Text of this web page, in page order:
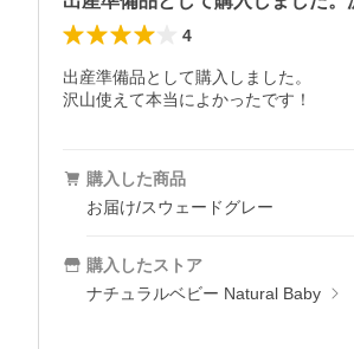
4
出産準備品として購入しました。
沢山使えて本当によかったです！
購入した商品
お届け/スウェードグレー
購入したストア
ナチュラルベビー Natural Baby